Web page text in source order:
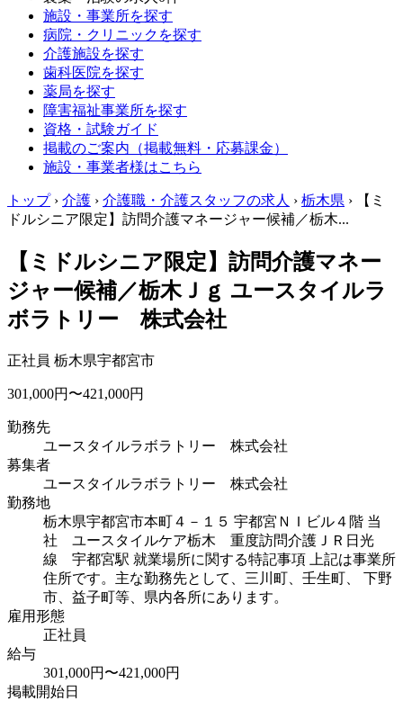
施設・事業所を探す
病院・クリニックを探す
介護施設を探す
歯科医院を探す
薬局を探す
障害福祉事業所を探す
資格・試験ガイド
掲載のご案内（掲載無料・応募課金）
施設・事業者様はこちら
トップ › 介護 › 介護職・介護スタッフの求人 › 栃木県 ›
【ミ
ドルシニア限定】訪問介護マネージャー候補／栃木...
【ミドルシニア限定】訪問介護マネー
ジャー候補／栃木Ｊｇ ユースタイルラ
ボラトリー 株式会社
正社員 栃木県宇都宮市
301,000円〜421,000円
勤務先
ユースタイルラボラトリー 株式会社
募集者
ユースタイルラボラトリー 株式会社
勤務地
栃木県宇都宮市本町４－１５ 宇都宮ＮＩビル４階 当
社 ユースタイルケア栃木 重度訪問介護 ＪＲ日光
線 宇都宮駅 就業場所に関する特記事項 上記は事業所
住所です。主な勤務先として、三川町、壬生町、 下野
市、益子町等、県内各所にあります。
雇用形態
正社員
給与
301,000円〜421,000円
掲載開始日